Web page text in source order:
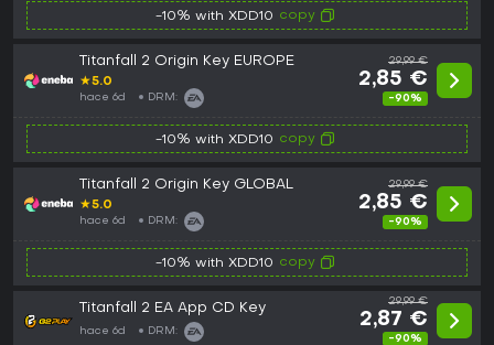
-10% with XDD10 copy
Titanfall 2 Origin Key EUROPE
★5.0
hace 6d DRM:
29,99 €
2,85 €
-90%
-10% with XDD10 copy
Titanfall 2 Origin Key GLOBAL
★5.0
hace 6d DRM:
29,99 €
2,85 €
-90%
-10% with XDD10 copy
Titanfall 2 EA App CD Key
hace 6d DRM:
29,99 €
2,87 €
-90%